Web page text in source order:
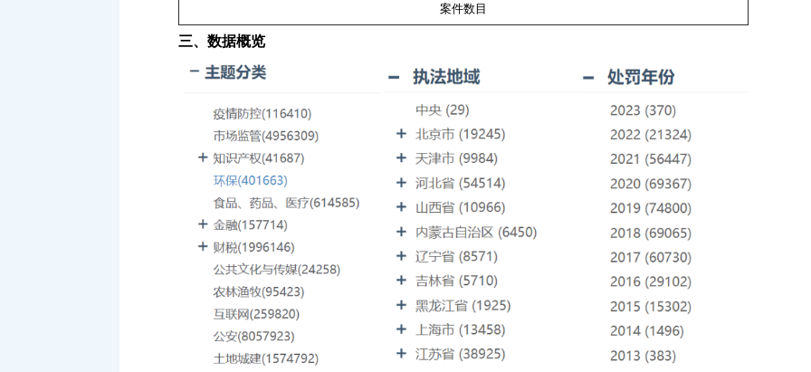
案件数目
三、数据概览